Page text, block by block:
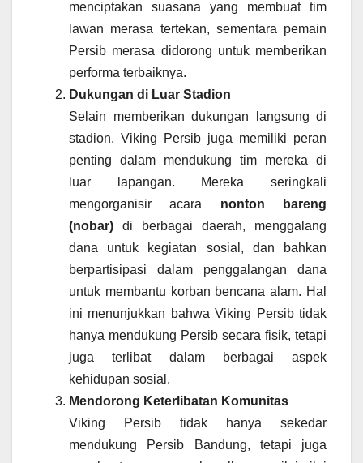
menciptakan suasana yang membuat tim
lawan merasa tertekan, sementara pemain
Persib merasa didorong untuk memberikan
performa terbaiknya.
Dukungan di Luar Stadion
Selain memberikan dukungan langsung di
stadion, Viking Persib juga memiliki peran
penting dalam mendukung tim mereka di
luar lapangan. Mereka seringkali
mengorganisir acara nonton bareng
(nobar) di berbagai daerah, menggalang
dana untuk kegiatan sosial, dan bahkan
berpartisipasi dalam penggalangan dana
untuk membantu korban bencana alam. Hal
ini menunjukkan bahwa Viking Persib tidak
hanya mendukung Persib secara fisik, tetapi
juga terlibat dalam berbagai aspek
kehidupan sosial.
Mendorong Keterlibatan Komunitas
Viking Persib tidak hanya sekedar
mendukung Persib Bandung, tetapi juga